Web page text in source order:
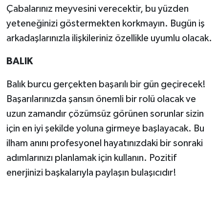
Çabalarınız meyvesini verecektir, bu yüzden
yeteneğinizi göstermekten korkmayın. Bugün iş
arkadaşlarınızla ilişkileriniz özellikle uyumlu olacak.
BALIK
Balık burcu gerçekten başarılı bir gün geçirecek!
Başarılarınızda şansın önemli bir rolü olacak ve
uzun zamandır çözümsüz görünen sorunlar sizin
için en iyi şekilde yoluna girmeye başlayacak. Bu
ilham anını profesyonel hayatınızdaki bir sonraki
adımlarınızı planlamak için kullanın. Pozitif
enerjinizi başkalarıyla paylaşın bulaşıcıdır!